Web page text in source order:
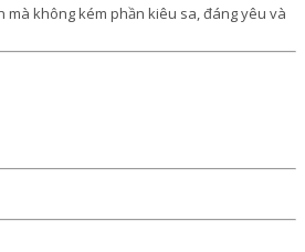
không kém phần kiêu sa, đáng yêu và